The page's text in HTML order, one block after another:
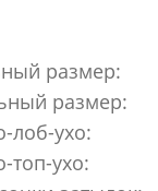
размер:
размер:
лоб-ухо:
топ-ухо: